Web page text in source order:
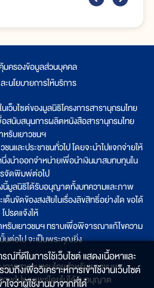
มครองข้อมูลส่วนบุคคล
นโยบายการให้บริการ
ว็บไซต์ของมูลนิธิโครงการสารานุกรมไทย
อสนับสนุนการผลิตหนังสือสารานุกรมไทย
หรับเยาวชนฯ
ชนและประชาชนทั่วไป โดยจะนำไปแจกจ่ายให้
นึ่งนำออกจำหน่ายเพื่อนำเงินมาสมทบทุนใน
จัดพิมพ์ต่อไป
นี้มูลนิธิได้รับอนุญาตทั้งบทความและภาพ
ด็นขัดข้องสงสัยในเรื่องลิขสิทธิ์อย่างใด ขอได้
โปรดแจ้งให้
รับเยาวชนฯ ทราบเพื่อพิจารณาแก้ไขความ
นต่อไป จะเป็นพระคุณยิ่ง
การสารานุกรมไทยสำหรับเยาวชนฯ
าพไปเผยแพร่โดยไม่ได้รับอนุญาต
ณ์ที่ดีในการใช้เว็บไซต์ แสดงเนื้อหาและ
ถึงเพื่อวิเคราะห์การเข้าใช้งานเว็บไซต์
ใจว่าผู้ใช้งานมาจากที่ใด๋